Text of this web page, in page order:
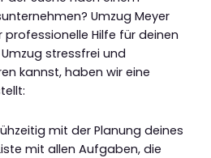
Umzug Meyer
Hilfe für deinen
stressfrei und
kannst, haben wir eine
mit der Planung deines
mit allen Aufgaben, die